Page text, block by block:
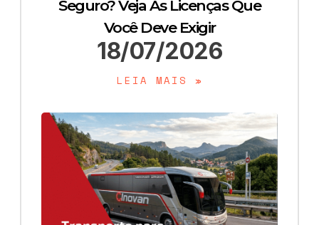
Seguro? Veja As Licenças Que
Você Deve Exigir
18/07/2026
LEIA MAIS »